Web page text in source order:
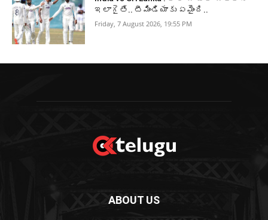
ఇలాగైతే.. టీమిండియాకు ఏమైంది..
Friday, 7 August 2026, 19:55 PM
ABOUT US